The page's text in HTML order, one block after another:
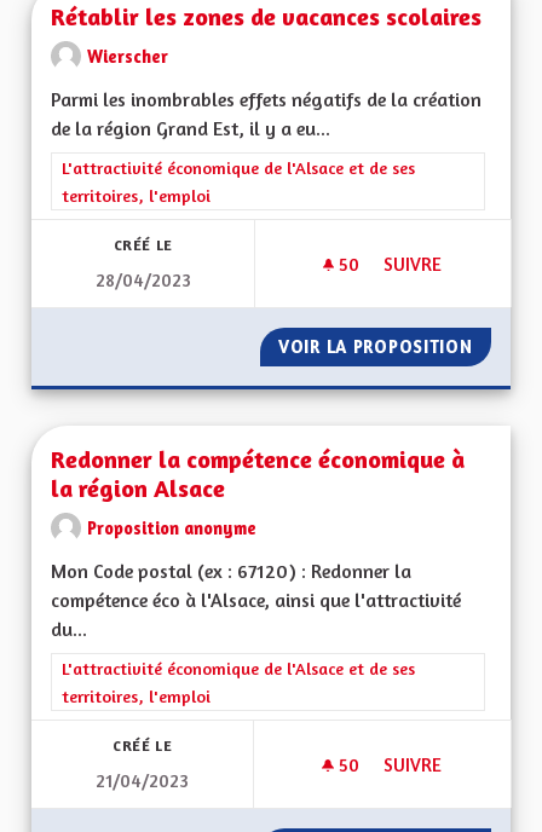
Rétablir les zones de vacances scolaires
Wierscher
Parmi les inombrables effets négatifs de la création
de la région Grand Est, il y a eu...
Filtrer les résultats de la catégorie : L'attractivité
L'attractivité économique de l'Alsace et de ses
territoires, l'emploi
CRÉÉ LE
28/04/2023
50 50 ABONNÉS
SUIVRE
VOIR LA PROPOSITION
Redonner la compétence économique à
la région Alsace
Proposition anonyme
Mon Code postal (ex : 67120) : Redonner la
compétence éco à l'Alsace, ainsi que l'attractivité
du...
Filtrer les résultats de la catégorie : L'attractivité
L'attractivité économique de l'Alsace et de ses
territoires, l'emploi
CRÉÉ LE
21/04/2023
50 50 ABONNÉS
SUIVRE